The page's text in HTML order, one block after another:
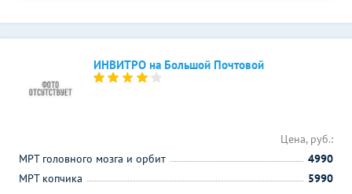
ИНВИТРО на Большой Почтовой
Цена, руб.:
МРТ головного мозга и орбит
4990
МРТ копчика
5990